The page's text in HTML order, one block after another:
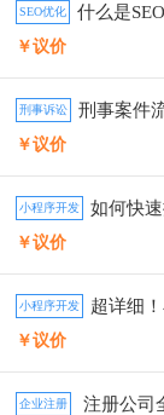
SEO优化 什么是
￥议价
刑事诉讼 刑事案件
￥议价
小程序开发 如何快
￥议价
小程序开发 超详细
￥议价
企业注册 注册公司